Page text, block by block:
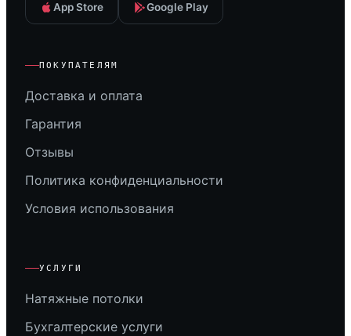
App Store Google Play
ПОКУПАТЕЛЯМ
Доставка и оплата
Гарантия
Отзывы
Политика конфиденциальности
Условия использования
УСЛУГИ
Натяжные потолки
Бухгалтерские услуги